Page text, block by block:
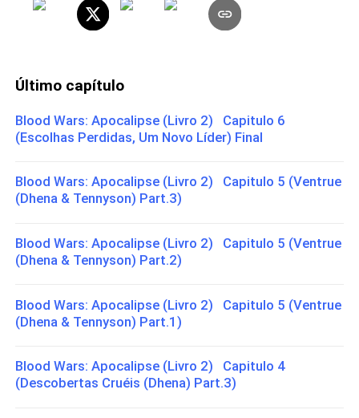
Último capítulo
Blood Wars: Apocalipse (Livro 2) Capitulo 6
(Escolhas Perdidas, Um Novo Líder) Final
Blood Wars: Apocalipse (Livro 2) Capitulo 5 (Ventrue
(Dhena & Tennyson) Part.3)
Blood Wars: Apocalipse (Livro 2) Capitulo 5 (Ventrue
(Dhena & Tennyson) Part.2)
Blood Wars: Apocalipse (Livro 2) Capitulo 5 (Ventrue
(Dhena & Tennyson) Part.1)
Blood Wars: Apocalipse (Livro 2) Capitulo 4
(Descobertas Cruéis (Dhena) Part.3)